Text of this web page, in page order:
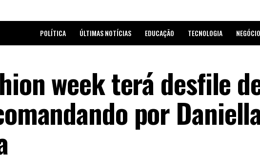
POLÍTICA ÚLTIMAS NOTÍCIAS EDUCAÇÃO TECNOLOGIA
week terá desfile
por